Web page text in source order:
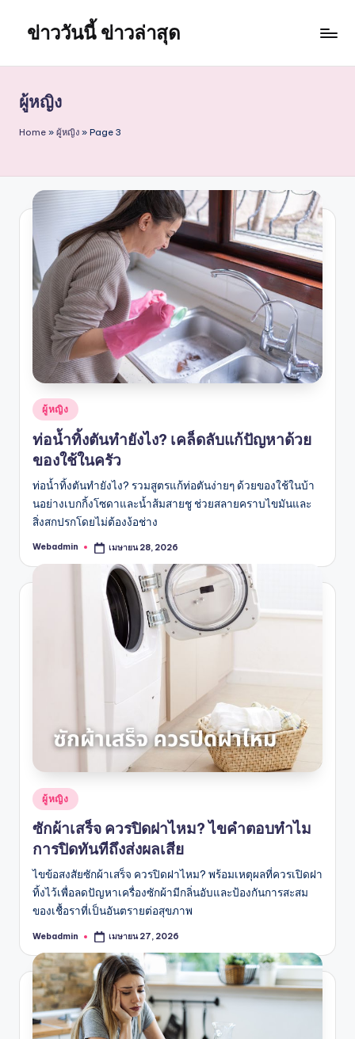
content
ข่าววันนี้ ข่าวล่าสุด
ผู้หญิง
Home » ผู้หญิง » Page 3
Posted
in
ผู้หญิง
ท่อน้ำทิ้งตันทํายังไง? เคล็ดลับแก้ปัญหาด้วย
ของใช้ในครัว
ท่อน้ำทิ้งตันทํายังไง? รวมสูตรแก้ท่อตันง่ายๆ ด้วยของใช้ในบ้า
นอย่างเบกกิ้งโซดาและน้ำส้มสายชู ช่วยสลายคราบไขมันและ
สิ่งสกปรกโดยไม่ต้องง้อช่าง
Posted
Webadmin เมษายน 28, 2026
Posted
in
ผู้หญิง
ซักผ้าเสร็จ ควรปิดฝาไหม? ไขคำตอบทำไม
การปิดทันทีถึงส่งผลเสีย
ไขข้อสงสัยซักผ้าเสร็จ ควรปิดฝาไหม? พร้อมเหตุผลที่ควรเปิดฝา
ทิ้งไว้เพื่อลดปัญหาเครื่องซักผ้ามีกลิ่นอับและป้องกันการสะสม
ของเชื้อราที่เป็นอันตรายต่อสุขภาพ
Posted
Webadmin เมษายน 27, 2026